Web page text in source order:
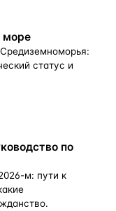
и отдельные
море
статус и
по
м: пути к